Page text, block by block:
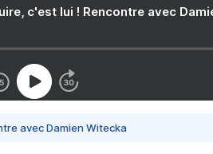
c'est lui ! Rencontre avec
avec Damien Witecka